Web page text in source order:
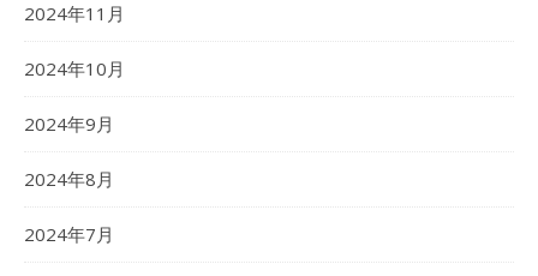
2024年11月
2024年10月
2024年9月
2024年8月
2024年7月